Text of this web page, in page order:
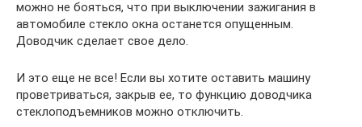
можно не бояться, что при выключении зажигания в
автомобиле стекло окна останется опущенным.
Доводчик сделает свое дело.
И это еще не все! Если вы хотите оставить машину
проветриваться, закрыв ее, то функцию доводчика
стеклоподъемников можно отключить.